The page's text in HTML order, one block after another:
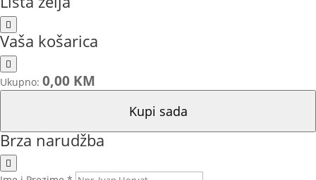
Vaša košarica
Ukupno: 0,00 KM
Kupi sada
Brza narudžba